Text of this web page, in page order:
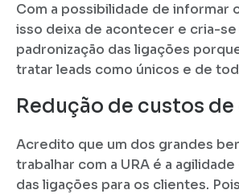
Com a possibilidade de informar
isso deixa de acontecer e cria-se
padronização das ligações
tratar leads como únicos e de
Redução de custos
Acredito que um dos grandes
trabalhar com a URA é a
das ligações para os clientes.